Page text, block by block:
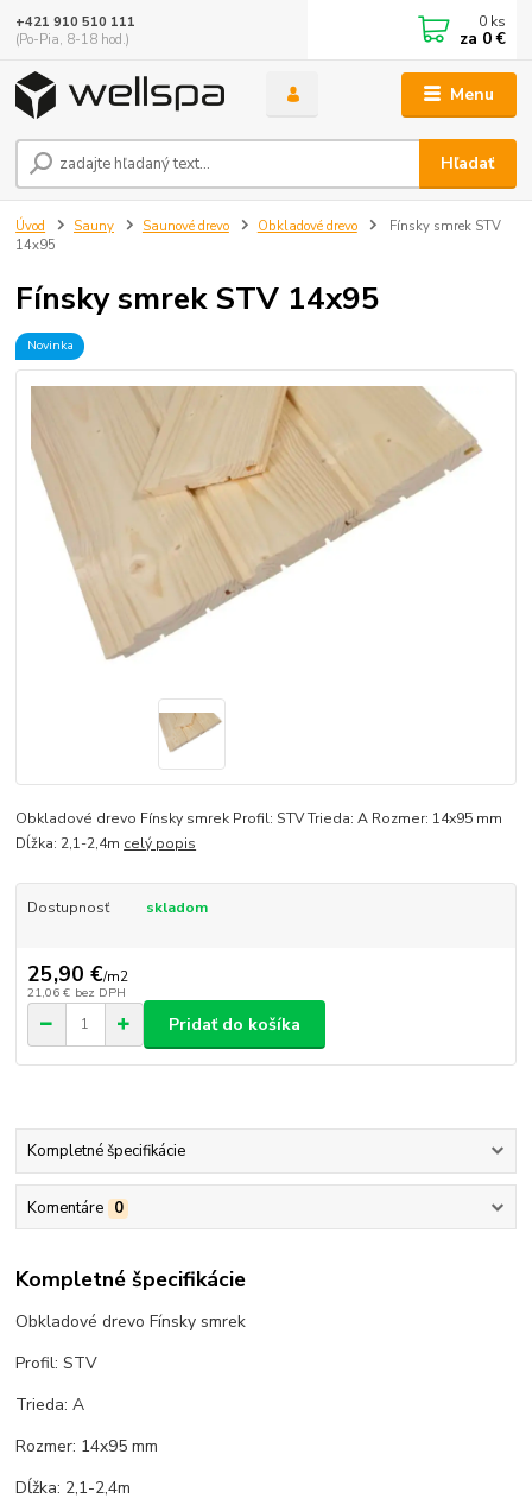
Menu
Hľadať
+421 910 510 111
(Po-Pia, 8-18 hod.)
0 ks
za 0 €
Úvod Sauny Saunové drevo Obkladové drevo
Fínsky smrek STV
14x95
Fínsky smrek STV 14x95
Novinka
Obkladové drevo Fínsky smrek Profil: STV Trieda: A Rozmer: 14x95 mm
Dĺžka: 2,1-2,4m celý popis
Dostupnosť skladom
25,90 €/m2
21,06 € bez DPH
Pridať do košíka
Kompletné špecifikácie
Komentáre 0
Kompletné špecifikácie
Obkladové drevo Fínsky smrek
Profil: STV
Trieda: A
Rozmer: 14x95 mm
Dĺžka: 2,1-2,4m